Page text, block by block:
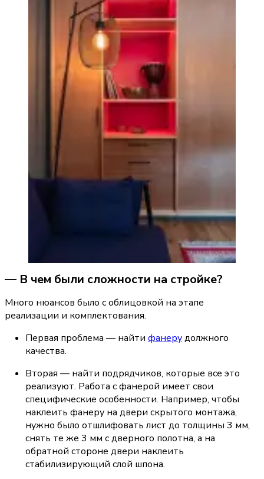
— В чем были сложности на стройке?
Много нюансов было с облицовкой на этапе
реализации и комплектования.
Первая проблема — найти фанеру должного
качества.
Вторая — найти подрядчиков, которые все это
реализуют. Работа с фанерой имеет свои
специфические особенности. Например, чтобы
наклеить фанеру на двери скрытого монтажа,
нужно было отшлифовать лист до толщины 3 мм,
снять те же 3 мм с дверного полотна, а на
обратной стороне двери наклеить
стабилизирующий слой шпона.